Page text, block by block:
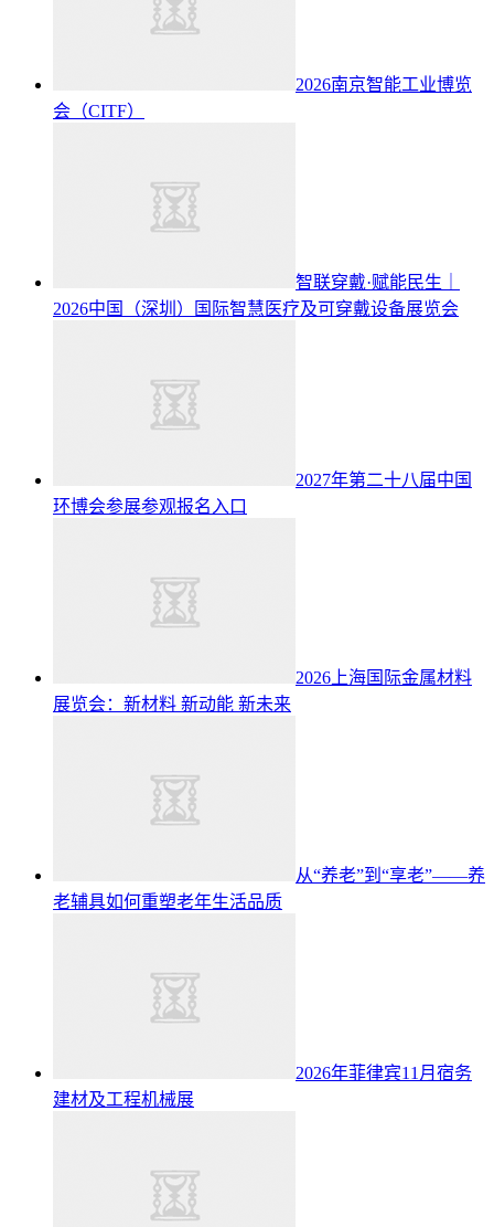
2026南京智能工业博览
会（CITF）
智联穿戴·赋能民生｜
2026中国（深圳）国际智慧医疗及可穿戴设备展览会
2027年第二十八届中国
环博会参展参观报名入口
2026上海国际金属材料
展览会：新材料 新动能 新未来
从“养老”到“享老”——养
老辅具如何重塑老年生活品质
2026年菲律宾11月宿务
建材及工程机械展